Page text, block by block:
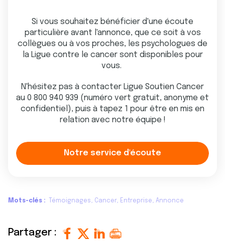
Si vous souhaitez bénéficier d'une écoute
particulière avant l'annonce, que ce soit à vos
collègues ou à vos proches, les psychologues de
la Ligue contre le cancer sont disponibles pour
vous.
N'hésitez pas à contacter Ligue Soutien Cancer
au 0 800 940 939 (numéro vert gratuit, anonyme et
confidentiel), puis à tapez 1 pour être en mis en
relation avec notre équipe !
Notre service d'écoute
Mots-clés Témoignages Cancer Entreprise Annonce
Partager :